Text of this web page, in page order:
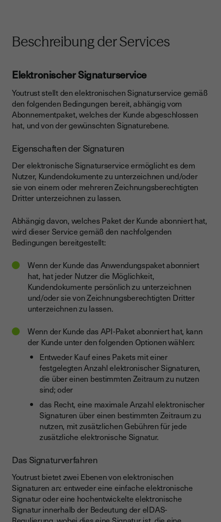
Beschreibung der Services
Elektronischer Signaturservice
Youtrust stellt den elektronischen Signaturservice gemäß
den folgenden Bedingungen bereit, abhängig vom
Abonnementpaket, welches der Kunde abgeschlossen
hat, und von der gewünschten Signaturebene.
Eigenschaften der Signaturen
Der elektronische Signaturservice ermöglicht es dem
Nutzer, Kundendokumente zu unterzeichnen und/oder
sie von einem oder mehreren Zeichnungsberechtigten
Dritter unterzeichnen zu lassen.
Abhängig davon, welches Paket der Kunde abonniert hat,
wird dieser Service gemäß den nachfolgenden
Bedingungen bereitgestellt:
Wenn der Kunde das Anwendungspaket abonniert
hat, hat jeder Nutzer die Möglichkeit,
Kundendokumente persönlich zu unterzeichnen
und/oder sie von Zeichnungsberechtigten Dritter
unterzeichnen zu lassen.
Wenn der Kunde das API-Paket abonniert hat, kann
der Kunde unter den folgenden Optionen wählen:
Entweder Kauf eines Pakets mit einer
festgelegten Anzahl elektronischer Signaturen,
die über einen bestimmten Zeitraum zu nutzen
sind; oder
das Recht, eine maximale Anzahl elektronischer
Signaturen über einen bestimmten Zeitraum zu
nutzen, mit zusätzlichen Gebühren für jede
zusätzliche elektronische Signatur.
Das Signaturverfahren
Youtrust bietet zwei Ebenen von elektronischen
Signaturen an: entweder eine einfache elektronische
Signatur oder eine hochentwickelte elektronische
Signatur innerhalb der Bedeutung der eIDAS-